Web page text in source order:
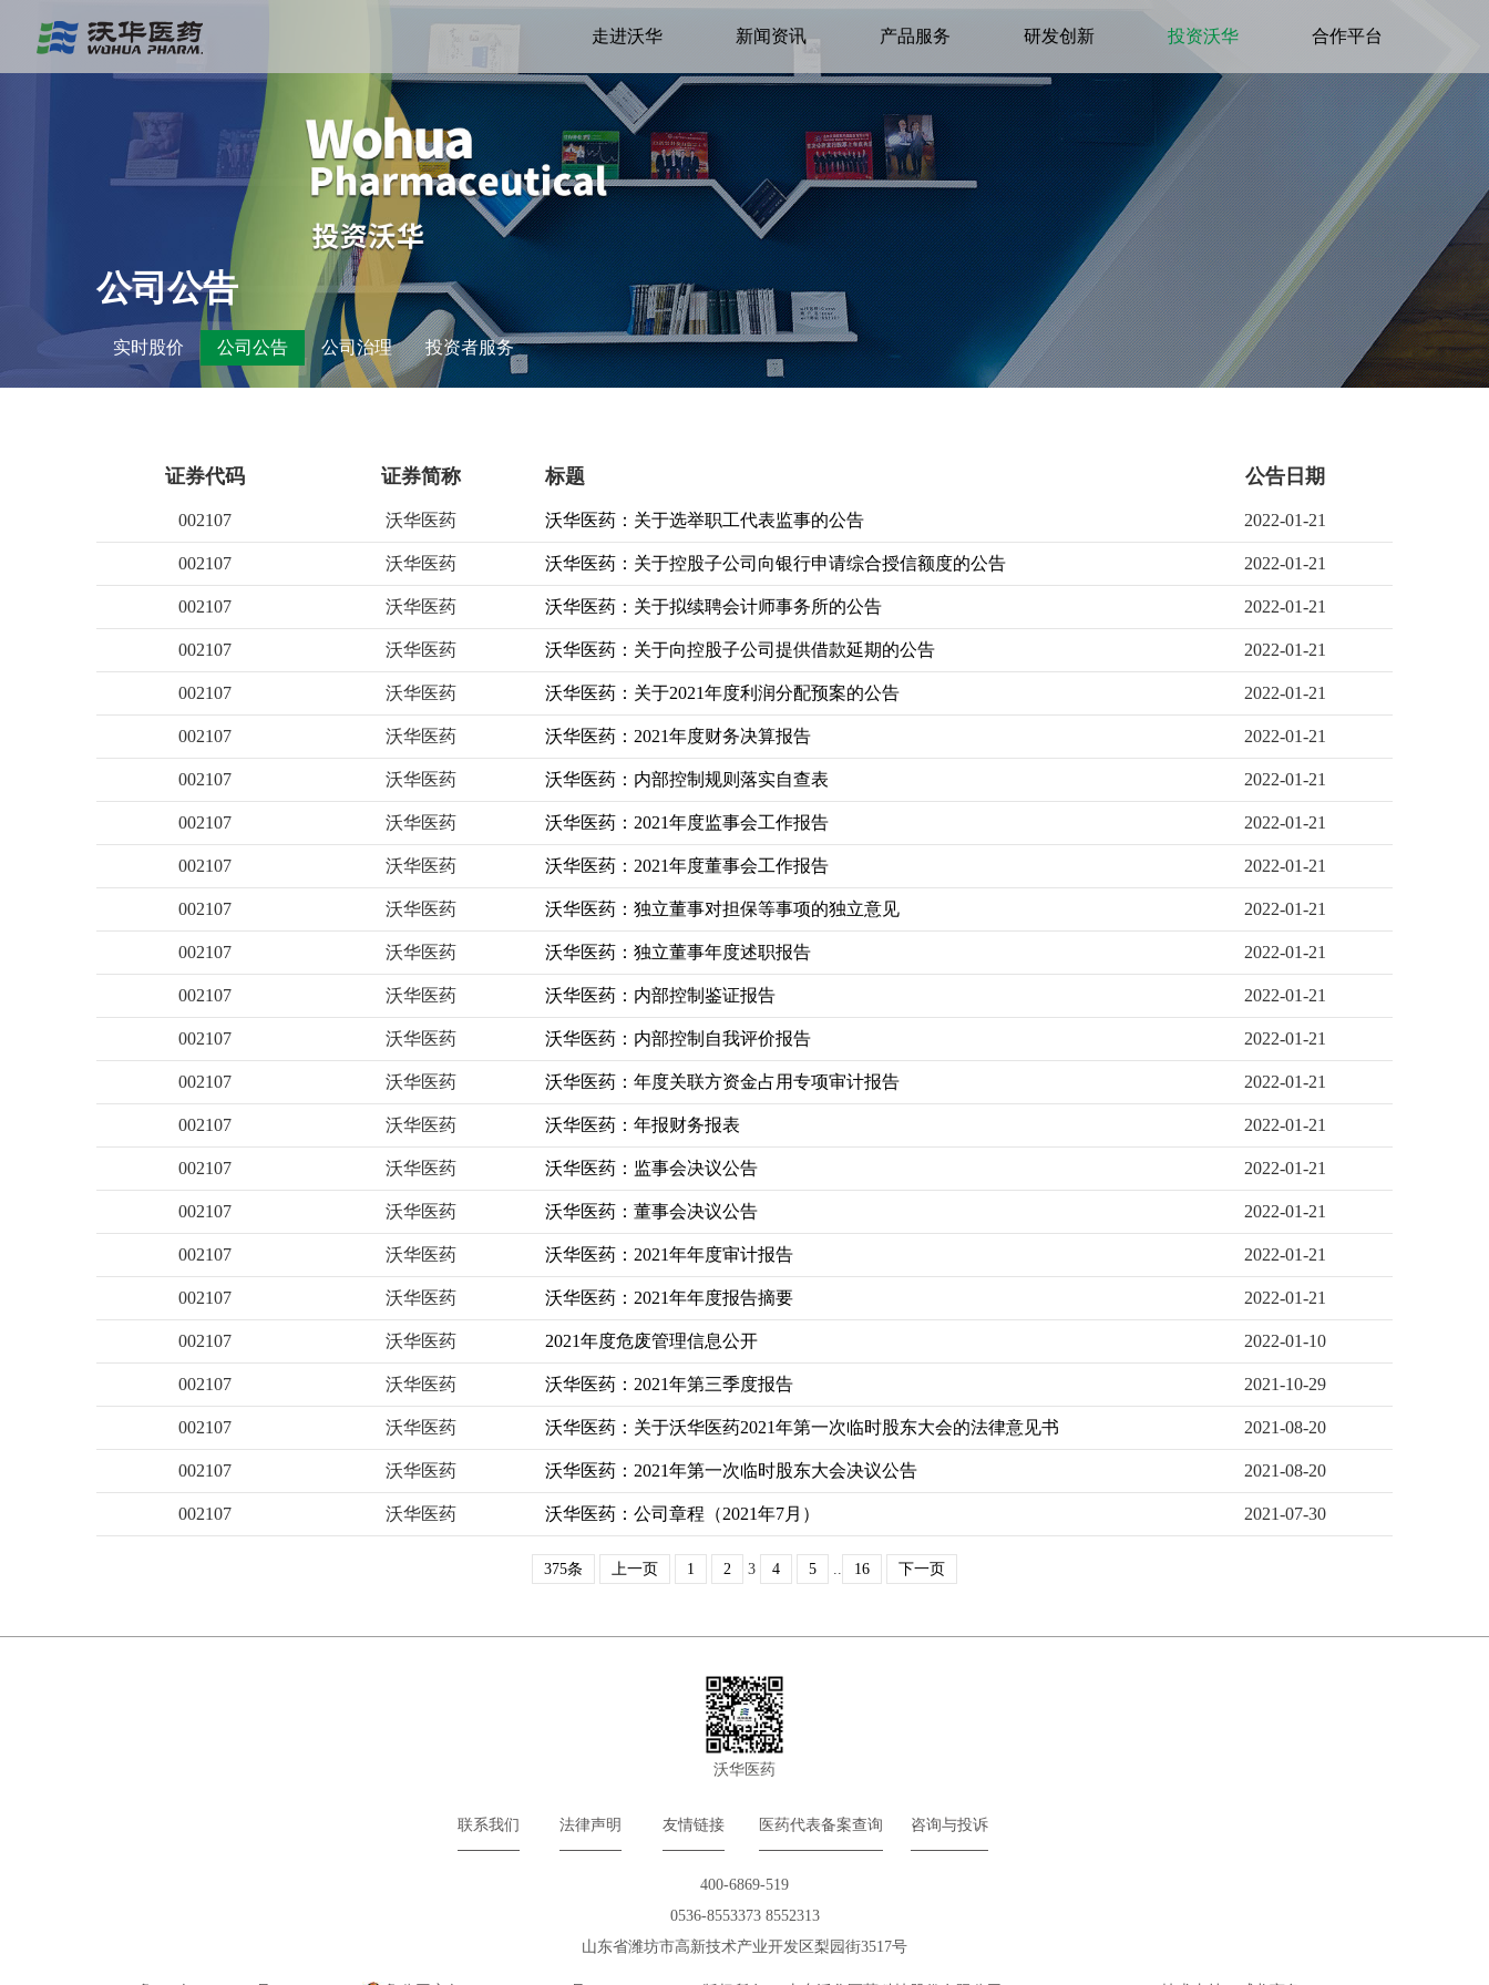
走进沃华 新闻资讯 产品服务 研发创新 投资沃华 合作平台
公司公告
实时股价 公司公告 公司治理 投资者服务
证券代码 证券简称 标题 公告日期
002107 沃华医药 沃华医药：关于选举职工代表监事的公告 2022-01-21
002107 沃华医药 沃华医药：关于控股子公司向银行申请综合授信额度的公告 2022-01-21
002107 沃华医药 沃华医药：关于拟续聘会计师事务所的公告 2022-01-21
002107 沃华医药 沃华医药：关于向控股子公司提供借款延期的公告 2022-01-21
002107 沃华医药 沃华医药：关于2021年度利润分配预案的公告 2022-01-21
002107 沃华医药 沃华医药：2021年度财务决算报告 2022-01-21
002107 沃华医药 沃华医药：内部控制规则落实自查表 2022-01-21
002107 沃华医药 沃华医药：2021年度监事会工作报告 2022-01-21
002107 沃华医药 沃华医药：2021年度董事会工作报告 2022-01-21
002107 沃华医药 沃华医药：独立董事对担保等事项的独立意见 2022-01-21
002107 沃华医药 沃华医药：独立董事年度述职报告 2022-01-21
002107 沃华医药 沃华医药：内部控制鉴证报告 2022-01-21
002107 沃华医药 沃华医药：内部控制自我评价报告 2022-01-21
002107 沃华医药 沃华医药：年度关联方资金占用专项审计报告 2022-01-21
002107 沃华医药 沃华医药：年报财务报表 2022-01-21
002107 沃华医药 沃华医药：监事会决议公告 2022-01-21
002107 沃华医药 沃华医药：董事会决议公告 2022-01-21
002107 沃华医药 沃华医药：2021年年度审计报告 2022-01-21
002107 沃华医药 沃华医药：2021年年度报告摘要 2022-01-21
002107 沃华医药 2021年度危废管理信息公开 2022-01-10
002107 沃华医药 沃华医药：2021年第三季度报告 2021-10-29
002107 沃华医药 沃华医药：关于沃华医药2021年第一次临时股东大会的法律意见书 2021-08-20
002107 沃华医药 沃华医药：2021年第一次临时股东大会决议公告 2021-08-20
002107 沃华医药 沃华医药：公司章程（2021年7月） 2021-07-30
375条 上一页 1 2 3 4 5 .. 16 下一页
沃华医药
联系我们 法律声明 友情链接 医药代表备案查询 咨询与投诉
400-6869-519
0536-8553373 8552313
山东省潍坊市高新技术产业开发区梨园街3517号